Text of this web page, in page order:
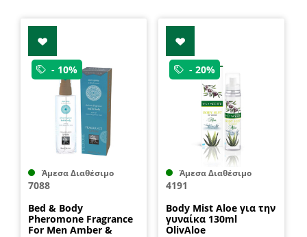
- 10%
Άμεσα Διαθέσιμο
7088
Bed & Body
Pheromone Fragrance
For Men Amber &
- 20%
Άμεσα Διαθέσιμο
4191
Body Mist Aloe για την
γυναίκα 130ml
OlivAloe